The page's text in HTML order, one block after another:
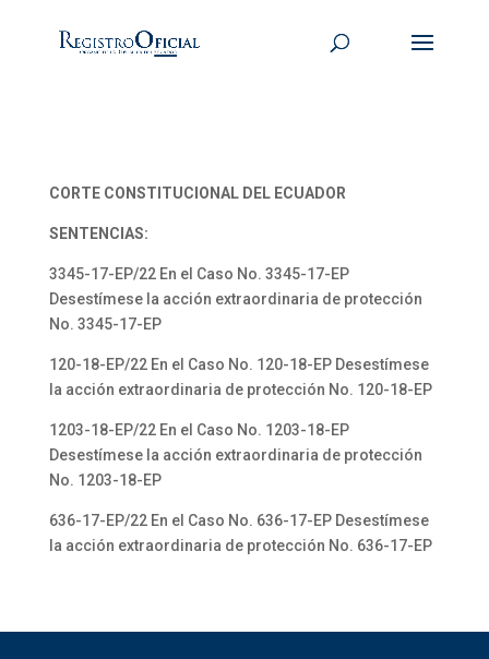
CORTE CONSTITUCIONAL DEL ECUADOR
SENTENCIAS:
3345-17-EP/22 En el Caso No. 3345-17-EP
Desestímese la acción extraordinaria de protección
No. 3345-17-EP
120-18-EP/22 En el Caso No. 120-18-EP Desestímese
la acción extraordinaria de protección No. 120-18-EP
1203-18-EP/22 En el Caso No. 1203-18-EP
Desestímese la acción extraordinaria de protección
No. 1203-18-EP
636-17-EP/22 En el Caso No. 636-17-EP Desestímese
la acción extraordinaria de protección No. 636-17-EP